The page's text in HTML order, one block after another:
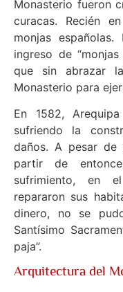
Monasterio fueron
curacas. Recién
monjas
ingreso de
que sin abrazar
Monasterio para
En 1582,
sufriendo la
daños. A pesar de
partir de
sufrimiento, en
repararon sus
dinero, no se
Santísimo
paja”.
Arquitectura del